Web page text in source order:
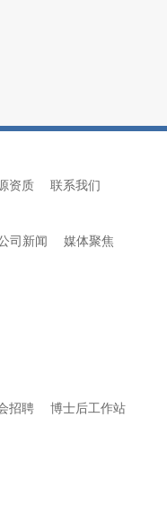
资质 联系我们
司新闻 媒体聚焦
招聘
博士后工作站